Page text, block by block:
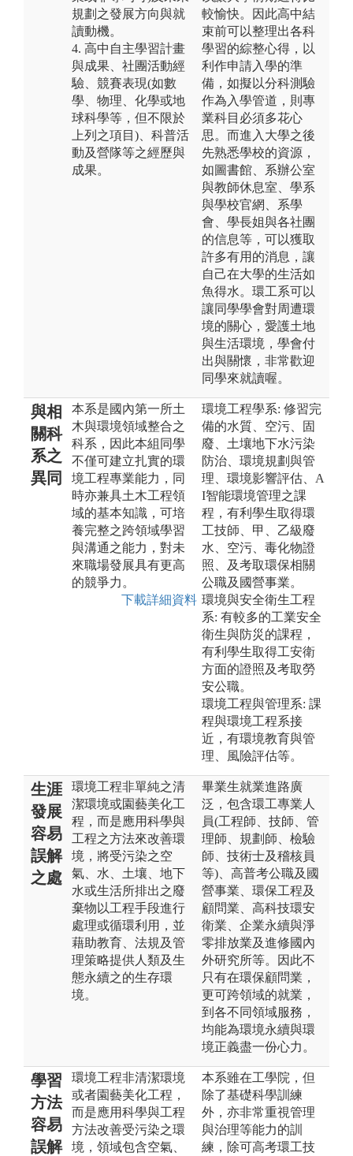
規劃之發展方向與就
讀動機。
4. 高中自主學習計畫
與成果、社團活動經
驗、競賽表現(如數
學、物理、化學或地
球科學等，但不限於
上列之項目)、科普活
動及營隊等之經歷與
成果。
較愉快。因此高中結
束前可以整理出各科
學習的綜整心得，以
利作申請入學的準
備，如擬以分科測驗
作為入學管道，則專
業科目必須多花心
思。而進入大學之後
先熟悉學校的資源，
如圖書館、系辦公室
與教師休息室、學系
與學校官網、系學
會、學長姐與各社團
的信息等，可以獲取
許多有用的消息，讓
自己在大學的生活如
魚得水。環工系可以
讓同學學會對周遭環
境的關心，愛護土地
與生活環境，學會付
出與關懷，非常歡迎
同學來就讀喔。
與相
關科
系之
異同
本系是國內第一所土
木與環境領域整合之
科系，因此本組同學
不僅可建立扎實的環
境工程專業能力，同
時亦兼具土木工程領
域的基本知識，可培
養完整之跨領域學習
與溝通之能力，對未
來職場發展具有更高
的競爭力。
下載詳細資料
環境工程學系: 修習完
備的水質、空污、固
廢、土壤地下水污染
防治、環境規劃與管
理、環境影響評估、A
I智能環境管理之課
程，有利學生取得環
工技師、甲、乙級廢
水、空污、毒化物證
照、及考取環保相關
公職及國營事業。
環境與安全衛生工程
系: 有較多的工業安全
衛生與防災的課程，
有利學生取得工安衛
方面的證照及考取勞
安公職。
環境工程與管理系: 課
程與環境工程系接
近，有環境教育與管
理、風險評估等。
生涯
發展
容易
誤解
之處
環境工程非單純之清
潔環境或園藝美化工
程，而是應用科學與
工程之方法來改善環
境，將受污染之空
氣、水、土壤、地下
水或生活所排出之廢
棄物以工程手段進行
處理或循環利用，並
藉助教育、法規及管
理策略提供人類及生
態永續之的生存環
境。
畢業生就業進路廣
泛，包含環工專業人
員(工程師、技師、管
理師、規劃師、檢驗
師、技術士及稽核員
等)、高普考公職及國
營事業、環保工程及
顧問業、高科技環安
衛業、企業永續與淨
零排放業及進修國內
外研究所等。因此不
只有在環保顧問業，
更可跨領域的就業，
到各不同領域服務，
均能為環境永續與環
境正義盡一份心力。
學習
方法
容易
誤解
環境工程非清潔環境
或者園藝美化工程，
而是應用科學與工程
方法改善受污染之環
境，領域包含空氣、
本系雖在工學院，但
除了基礎科學訓練
外，亦非常重視管理
與治理等能力的訓
練，除可高考環工技